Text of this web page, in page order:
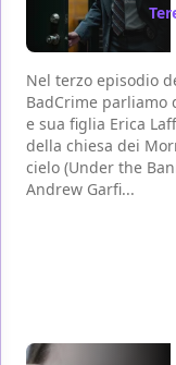
Nel terzo episodio
BadCrime
e sua figlia Erica
della chiesa dei
cielo (Under the
Andrew Garfi...